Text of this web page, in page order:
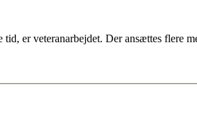
er veteranarbejdet. Der ansættes